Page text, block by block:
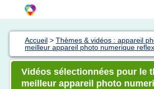
Accueil > Thèmes & vidéos : appareil
meilleur appareil photo numerique reflex
Vidéos sélectionnées pour le
meilleur appareil photo